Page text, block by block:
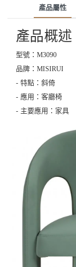
產品屬性
產品概述
型號：M3090
品牌：MISIRUI
- 特點：斜倚
- 應用：客廳椅
- 主要應用：家具